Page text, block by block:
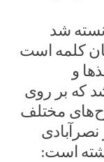
شد
کلمه است
و
که بر روی
مختلف
است: